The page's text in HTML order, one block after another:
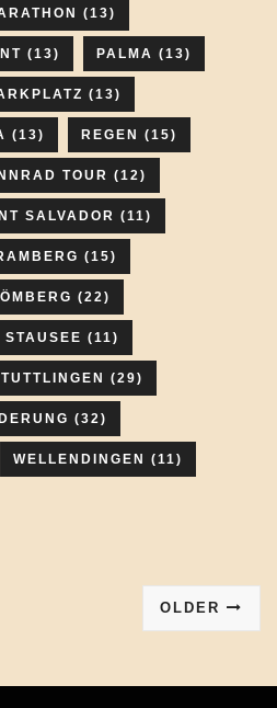
(13)
(13) PALMA (13)
(13)
(13) REGEN (15)
TOUR (12)
SALVADOR (11)
(15)
(22)
STAUSEE (11)
TUTTLINGEN (29)
(32)
WELLENDINGEN (11)
OLDER